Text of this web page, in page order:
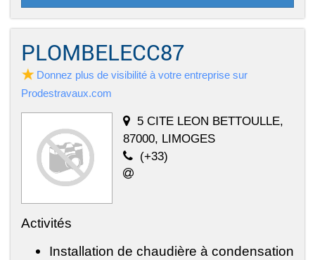
PLOMBELECC87
Donnez plus de visibilité à votre entreprise sur
Prodestravaux.com
5 CITE LEON BETTOULLE,
87000, LIMOGES
(+33)
Activités
Installation de chaudière à condensation